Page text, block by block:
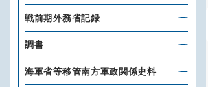
戦前期外務省記録
調書
海軍省等移管南方軍政関係史料